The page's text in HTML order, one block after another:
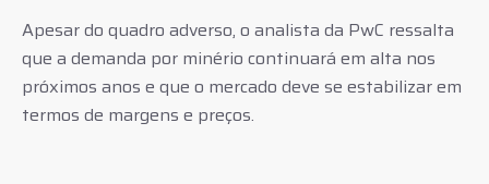
Apesar do quadro adverso, o analista da PwC ressalta
que a demanda por minério continuará em alta nos
próximos anos e que o mercado deve se estabilizar em
termos de margens e preços.